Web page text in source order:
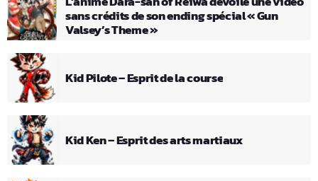
sans crédits de son ending spécial « Gun
Valsey’s Theme »
Kid Pilote – Esprit de la course
Kid Ken – Esprit des arts martiaux